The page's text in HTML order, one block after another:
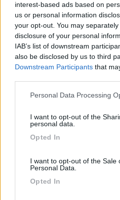
interest-based ads based on
us or personal information
your opt-out. You may
disclosure of your personal
IAB’s list of downstream
also be disclosed by us to third
Downstream Participants that
Please note that this website/
not limited to your visit or usage
use your data for below
Personal Data Processing
I want to opt-out of the
personal data.
Opted In
I want to opt-out of the Sale
Personal Data.
Opted In
Campeggio spartano, ma
paesaggistico molto bello,
a gettone, servizi puliti ma
Accoglienza Posizione Pulizia
pista74
Posizione ottima, servizi da
pozzetto scarico grigie,
Posizione Prezzo Servizi